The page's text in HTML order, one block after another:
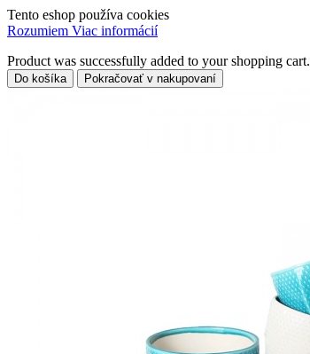
Tento eshop používa cookies
Rozumiem Viac informácií
Product was successfully added to your shopping cart.
Do košíka Pokračovať v nakupovaní